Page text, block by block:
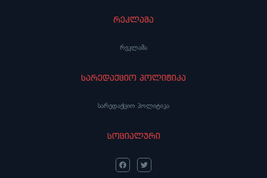
რეკლამა
რეკლამა
სარედაქციო პოლიტიკა
სარედაქციო პოლიტიკა
სოციალური